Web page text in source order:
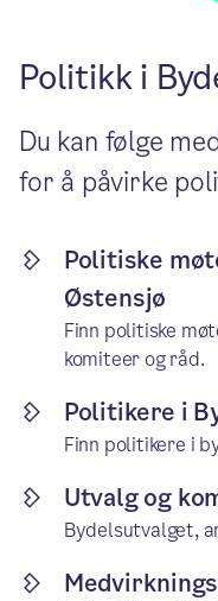
Politikk i
Du kan følge
for å påvirke
Politiske
Østensjø
Finn politiske
komiteer og råd.
Politikere i
Finn politikere i
Utvalg og
Bydelsutvalget,